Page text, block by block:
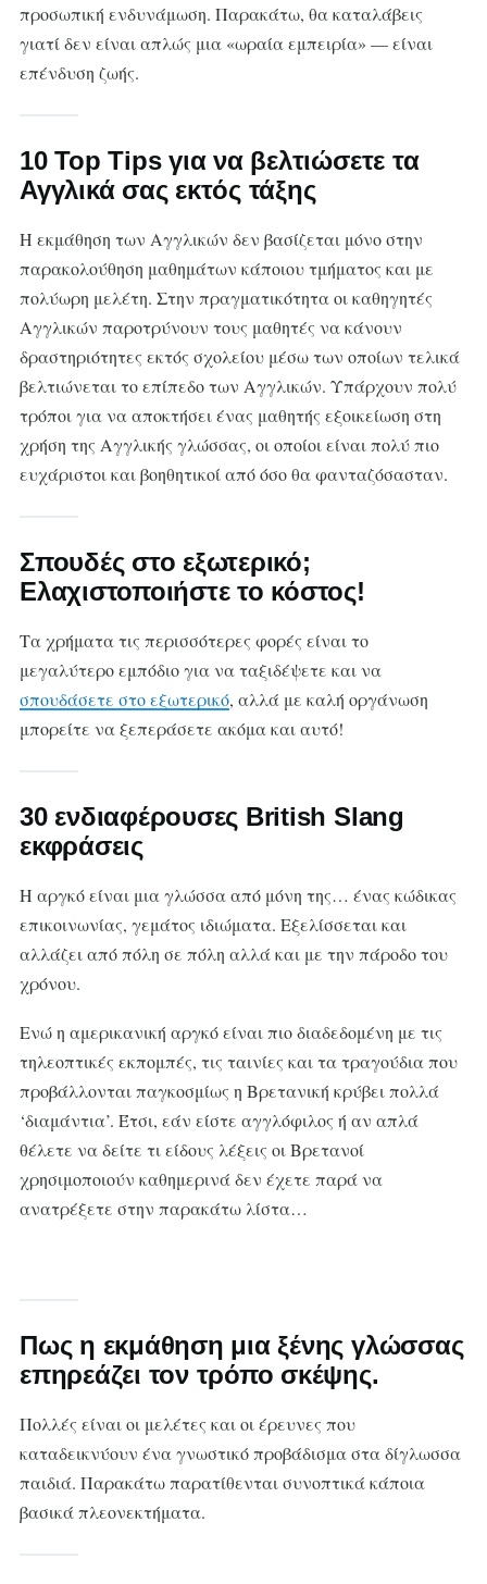
προσωπική ενδυνάμωση. Παρακάτω, θα καταλάβεις
γιατί δεν είναι απλώς μια «ωραία εμπειρία» — είναι
επένδυση ζωής.
10 Top Tips για να βελτιώσετε τα
Αγγλικά σας εκτός τάξης
Η εκμάθηση των Αγγλικών δεν βασίζεται μόνο στην
παρακολούθηση μαθημάτων κάποιου τμήματος και με
πολύωρη μελέτη. Στην πραγματικότητα οι καθηγητές
Αγγλικών παροτρύνουν τους μαθητές να κάνουν
δραστηριότητες εκτός σχολείου μέσω των οποίων τελικά
βελτιώνεται το επίπεδο των Αγγλικών. Υπάρχουν πολύ
τρόποι για να αποκτήσει ένας μαθητής εξοικείωση στη
χρήση της Αγγλικής γλώσσας, οι οποίοι είναι πολύ πιο
ευχάριστοι και βοηθητικοί από όσο θα φανταζόσασταν.
Σπουδές στο εξωτερικό;
Ελαχιστοποιήστε το κόστος!
Τα χρήματα τις περισσότερες φορές είναι το
μεγαλύτερο εμπόδιο για να ταξιδέψετε και να
σπουδάσετε στο εξωτερικό, αλλά με καλή οργάνωση
μπορείτε να ξεπεράσετε ακόμα και αυτό!
30 ενδιαφέρουσες British Slang
εκφράσεις
Η αργκό είναι μια γλώσσα από μόνη της… ένας κώδικας
επικοινωνίας, γεμάτος ιδιώματα. Εξελίσσεται και
αλλάζει από πόλη σε πόλη αλλά και με την πάροδο του
χρόνου.
Ενώ η αμερικανική αργκό είναι πιο διαδεδομένη με τις
τηλεοπτικές εκπομπές, τις ταινίες και τα τραγούδια που
προβάλλονται παγκοσμίως η Βρετανική κρύβει πολλά
‘διαμάντια’. Έτσι, εάν είστε αγγλόφιλος ή αν απλά
θέλετε να δείτε τι είδους λέξεις οι Βρετανοί
χρησιμοποιούν καθημερινά δεν έχετε παρά να
ανατρέξετε στην παρακάτω λίστα…
Πως η εκμάθηση μια ξένης γλώσσας
επηρεάζει τον τρόπο σκέψης.
Πολλές είναι οι μελέτες και οι έρευνες που
καταδεικνύουν ένα γνωστικό προβάδισμα στα δίγλωσσα
παιδιά. Παρακάτω παρατίθενται συνοπτικά κάποια
βασικά πλεονεκτήματα.